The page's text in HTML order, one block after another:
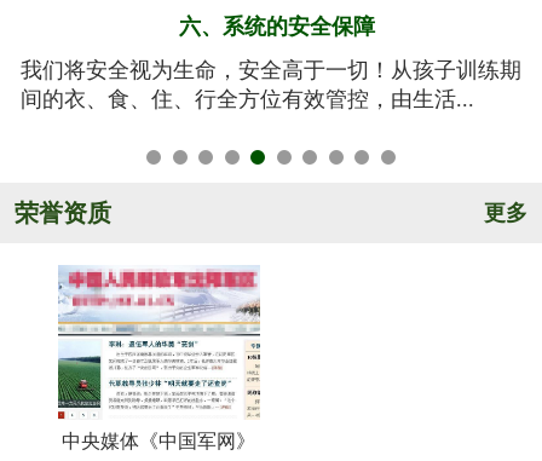
五、规范的军训基地
亮剑军事夏令营的训练基地训练设施设备齐全，军事
氛围浓厚，后勤保障完善，管理规范安全，纪...
荣誉资质 更多
中央媒体《中国军网》